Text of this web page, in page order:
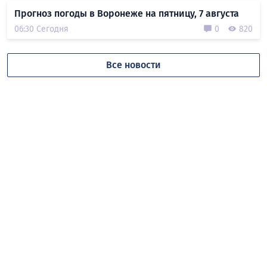
Прогноз погоды в Воронеже на пятницу, 7 августа
06:30 Сегодня 0 820
Все новости